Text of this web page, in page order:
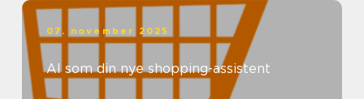
07. november 2025
AI som din nye shopping-assistent